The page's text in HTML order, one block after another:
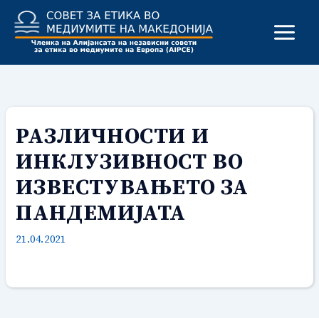
content
РАЗЛИЧНОСТИ И
ИНКЛУЗИВНОСТ ВО
ИЗВЕСТУВАЊЕТО ЗА
ПАНДЕМИЈАТА
21.04.2021